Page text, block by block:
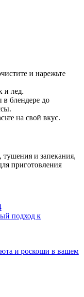
и нарежьте
и лед.
блендере до
на свой вкус.
тушения и запекания,
приготовления
подход к
и роскоши в вашем